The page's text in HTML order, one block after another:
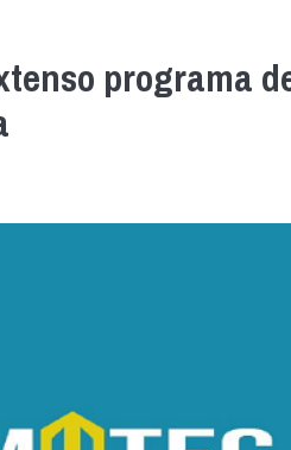
programa